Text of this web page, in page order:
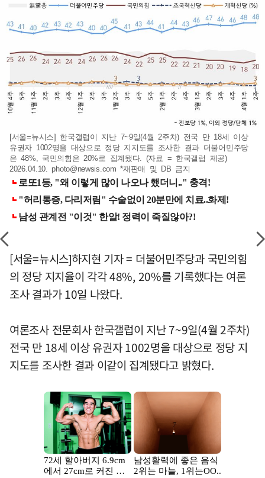
[서울=뉴시스] 한국갤럽이 지난 7~9일(4월 2주차) 전국 만 18세 이상
유권자 1002명을 대상으로 정당 지지도를 조사한 결과 더불어민주당
은 48%, 국민의힘은 20%로 집계됐다. (자료 = 한국갤럽 제공)
2026.04.10.photo@newsis.com *재판매 및 DB 금지
[서울=뉴시스]하지현 기자 = 더불어민주당과 국민의힘
의 정당 지지율이 각각 48%, 20%를 기록했다는 여론
조사 결과가 10일 나왔다.
여론조사 전문회사 한국갤럽이 지난 7~9일(4월 2주차)
전국 만 18세 이상 유권자 1002명을 대상으로 정당 지
지도를 조사한 결과 이같이 집계됐다고 밝혔다.